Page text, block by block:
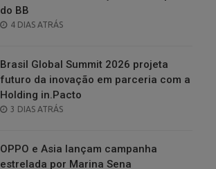
do BB
POSTED
4 DIAS ATRÁS
Brasil Global Summit 2026 projeta
futuro da inovação em parceria com a
Holding in.Pacto
POSTED
3 DIAS ATRÁS
OPPO e Asia lançam campanha
estrelada por Marina Sena